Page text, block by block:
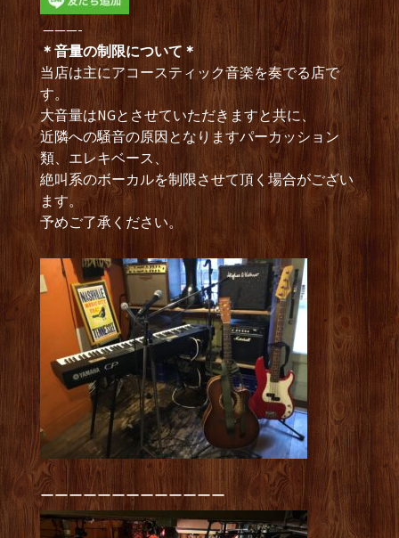
———-
＊音量の制限について＊
当店は主にアコースティック音楽を奏でる店で
す。
大音量はNGとさせていただきますと共に、
近隣への騒音の原因となりますパーカッション
類、エレキベース、
絶叫系のボーカルを制限させて頂く場合がござい
ます。
予めご了承ください。
ーーーーーーーーーーーーー